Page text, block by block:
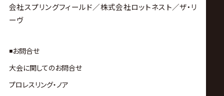
会社スプリングフィールド／株式会社ロットネスト／ザ・リ
ーヴ
◾️お問合せ
大会に関してのお問合せ
プロレスリング・ノア